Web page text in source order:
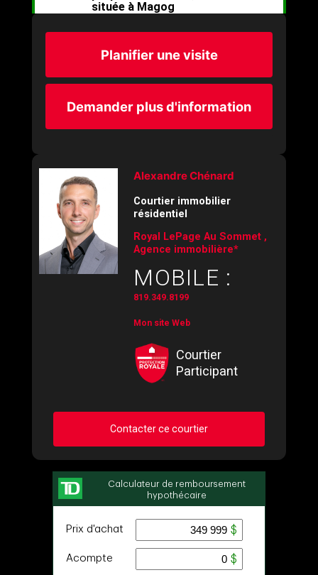
Planifier une visite
Demander plus d'information
Alexandre Chénard
Courtier immobilier
résidentiel
Royal LePage Au Sommet ,
Agence immobilière*
MOBILE :
819.349.8199
Mon site Web
Courtier
Participant
Contacter ce courtier
Demander des infos sur cette inscription
Prénom